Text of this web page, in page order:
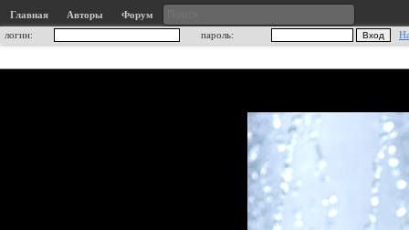
Главная Авторы
Форум
логин:
пароль: